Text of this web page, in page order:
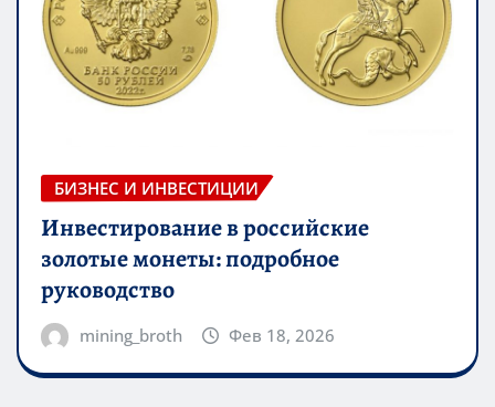
БИЗНЕС И ИНВЕСТИЦИИ
Инвестирование в российские
золотые монеты: подробное
руководство
mining_broth Фев 18, 2026